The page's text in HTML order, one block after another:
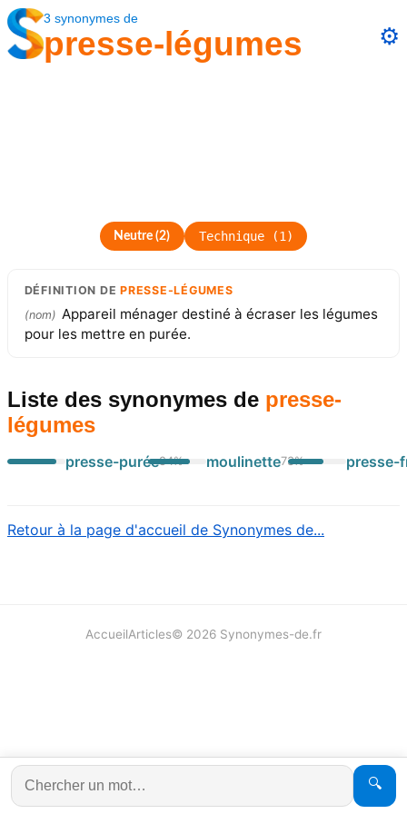
3 synonymes de
presse-légumes ⚙️
Neutre (2) Technique(1 )
DÉFINITION DEPRESSE-LÉGUMES
(nom) Appareil ménager destiné à écraser les légumes
pour les mettre en purée.
Liste des synonymes de presse-
légumes
presse-purée84% moulinette73% presse-
Retour à la page d'accueil de Synonymes de...
🔍
AccueilArticles© 2026 Synonymes-de.fr